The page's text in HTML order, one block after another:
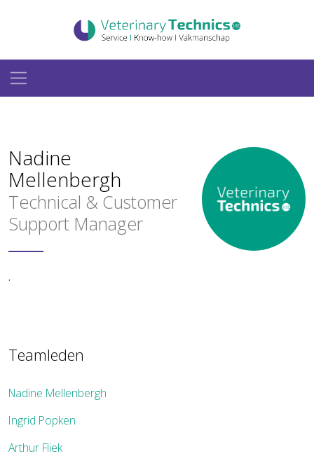
Nadine
Mellenbergh
Technical & Customer
Support Manager
.
Teamleden
Nadine Mellenbergh
Ingrid Popken
Arthur Fliek